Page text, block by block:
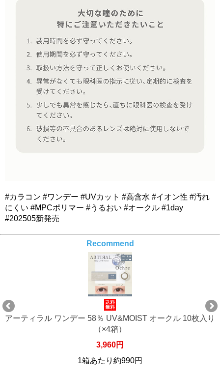
#カラコン #ワンデー #UVカット #高含水 #イオン性 #汚れ
にくい #MPCポリマー #うるおい #オークル #1day
#202505新発売
Recommend
アーティラル ワンデー 58％ UV&MOIST オークル 10枚入り
（×6箱）
5,940円
1箱あたり約990円